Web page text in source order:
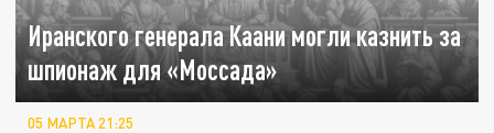
Иранского генерала Каани могли казнить за
шпионаж для «Моссада»
05 МАРТА 21:25